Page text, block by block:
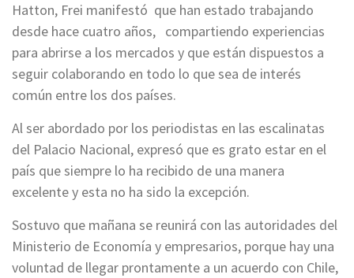
Hatton, Frei manifestó que han estado trabajando
desde hace cuatro años, compartiendo experiencias
para abrirse a los mercados y que están dispuestos a
seguir colaborando en todo lo que sea de interés
común entre los dos países.
Al ser abordado por los periodistas en las escalinatas
del Palacio Nacional, expresó que es grato estar en el
país que siempre lo ha recibido de una manera
excelente y esta no ha sido la excepción.
Sostuvo que mañana se reunirá con las autoridades del
Ministerio de Economía y empresarios, porque hay una
voluntad de llegar prontamente a un acuerdo con Chile,